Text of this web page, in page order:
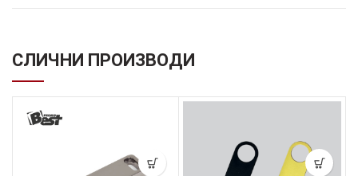
СЛИЧНИ ПРОИЗВОДИ